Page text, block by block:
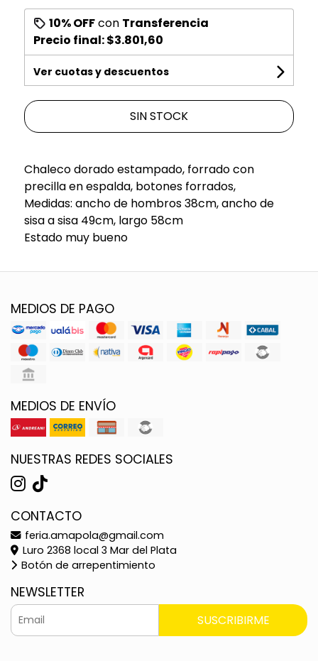
10% OFFcon Transferencia
Precio final:$3.801,60
Ver cuotas y descuentos
SIN STOCK
Chaleco dorado estampado, forrado con
precilla en espalda, botones forrados,
Medidas: ancho de hombros 38cm, ancho de
sisa a sisa 49cm, largo 58cm
Estado muy bueno
MEDIOS DE PAGO
MEDIOS DE ENVÍO
NUESTRAS REDES SOCIALES
CONTACTO
feria.amapola@gmail.com
Luro 2368 local 3 Mar del Plata
Botón de arrepentimiento
NEWSLETTER
SUSCRIBIRME